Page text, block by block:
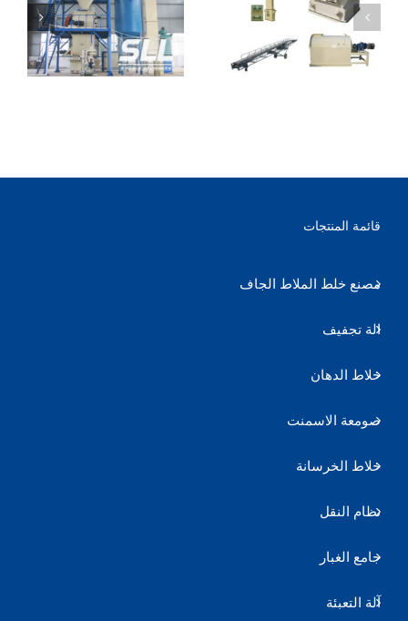
قائمة المنتجات
مصنع خلط الملاط الجاف
الة تجفيف
خلاط الدهان
صومعة الاسمنت
خلاط الخرسانة
نظام النقل
جامع الغبار
آلة التعبئة